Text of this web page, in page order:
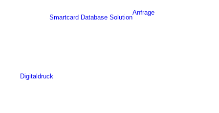
Smartcard Database Solution
Anfrage
Digitaldruck